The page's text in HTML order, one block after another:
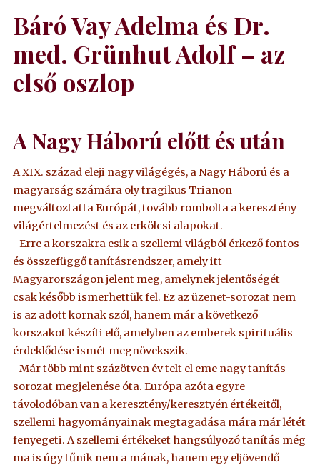
Báró Vay Adelma és Dr.
med. Grünhut Adolf – az
első oszlop
A Nagy Háború előtt és után
A XIX. század eleji nagy világégés, a Nagy Háború és a
magyarság számára oly tragikus Trianon
megváltoztatta Európát, tovább rombolta a keresztény
világértelmezést és az erkölcsi alapokat.
Erre a korszakra esik a szellemi világból érkező fontos
és összefüggő tanításrendszer, amely itt
Magyarországon jelent meg, amelynek jelentőségét
csak később ismerhettük fel. Ez az üzenet-sorozat nem
is az adott kornak szól, hanem már a következő
korszakot készíti elő, amelyben az emberek spirituális
érdeklődése ismét megnövekszik.
Már több mint százötven év telt el eme nagy tanítás-
sorozat megjelenése óta. Európa azóta egyre
távolodóban van a keresztény/keresztyén értékeitől,
szellemi hagyományainak megtagadása mára már létét
fenyegeti. A szellemi értékeket hangsúlyozó tanítás még
ma is úgy tűnik nem a mának, hanem egy eljövendő